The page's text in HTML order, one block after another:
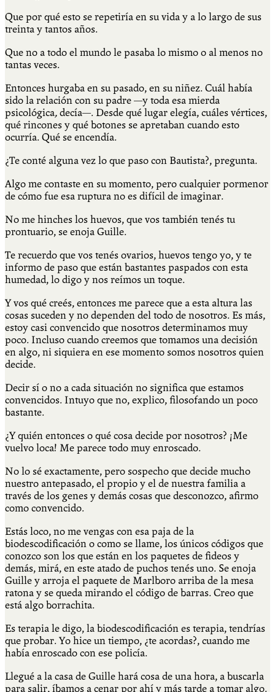
Que por qué esto se repetiría en su vida y a lo largo de sus
treinta y tantos años.
Que no a todo el mundo le pasaba lo mismo o al menos no
tantas veces.
Entonces hurgaba en su pasado, en su niñez. Cuál había
sido la relación con su padre —y toda esa mierda
psicológica, decía—. Desde qué lugar elegía, cuáles vértices,
qué rincones y qué botones se apretaban cuando esto
ocurría. Qué se encendía.
¿Te conté alguna vez lo que paso con Bautista?, pregunta.
Algo me contaste en su momento, pero cualquier pormenor
de cómo fue esa ruptura no es difícil de imaginar.
No me hinches los huevos, que vos también tenés tu
prontuario, se enoja Guille.
Te recuerdo que vos tenés ovarios, huevos tengo yo, y te
informo de paso que están bastantes paspados con esta
humedad, lo digo y nos reímos un toque.
Y vos qué creés, entonces me parece que a esta altura las
cosas suceden y no dependen del todo de nosotros. Es más,
estoy casi convencido que nosotros determinamos muy
poco. Incluso cuando creemos que tomamos una decisión
en algo, ni siquiera en ese momento somos nosotros quien
decide.
Decir sí o no a cada situación no significa que estamos
convencidos. Intuyo que no, explico, filosofando un poco
bastante.
¿Y quién entonces o qué cosa decide por nosotros? ¡Me
vuelvo loca! Me parece todo muy enroscado.
No lo sé exactamente, pero sospecho que decide mucho
nuestro antepasado, el propio y el de nuestra familia a
través de los genes y demás cosas que desconozco, afirmo
como convencido.
Estás loco, no me vengas con esa paja de la
biodescodificación o como se llame, los únicos códigos que
conozco son los que están en los paquetes de fideos y
demás, mirá, en este atado de puchos tenés uno. Se enoja
Guille y arroja el paquete de Marlboro arriba de la mesa
ratona y se queda mirando el código de barras. Creo que
está algo borrachita.
Es terapia le digo, la biodescodificación es terapia, tendrías
que probar. Yo hice un tiempo, ¿te acordas?, cuando me
había enroscado con ese policía.
Llegué a la casa de Guille hará cosa de una hora, a buscarla
para salir, íbamos a cenar por ahí y más tarde a tomar algo.